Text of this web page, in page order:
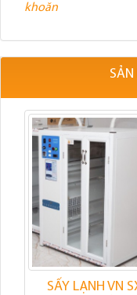
khoăn
SẤY LẠNH VN